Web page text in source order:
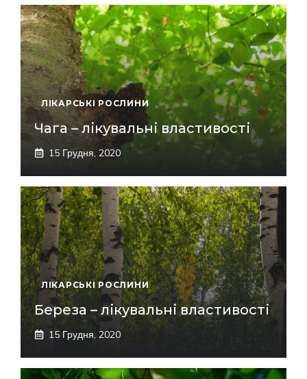
ЛІКАРСЬКІ РОСЛИНИ
Чага – лікувальні властивості
15 Грудня, 2020
ЛІКАРСЬКІ РОСЛИНИ
Береза – лікувальні властивості
15 Грудня, 2020